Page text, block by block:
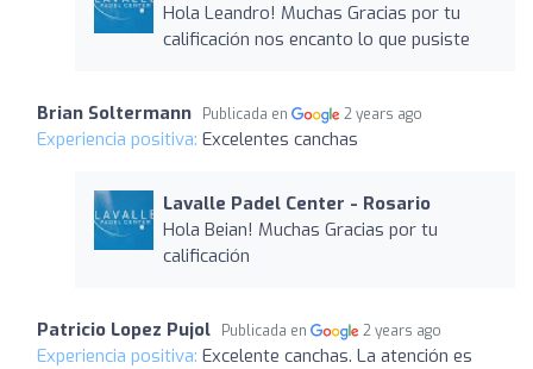
Hola Leandro! Muchas Gracias por tu
calificación nos encanto lo que pusiste
Brian Soltermann Publicada en 2 years ago
Experiencia positiva: Excelentes canchas
Lavalle Padel Center - Rosario
Hola Beian! Muchas Gracias por tu
calificación
Patricio Lopez Pujol Publicada en 2 years ago
Experiencia positiva: Excelente canchas. La atención es